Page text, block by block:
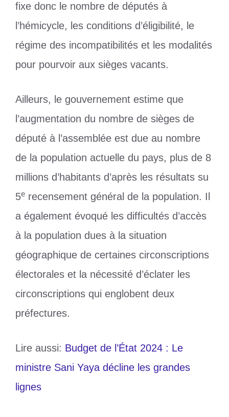
fixe donc le nombre de députés à
l’hémicycle, les conditions d’éligibilité, le
régime des incompatibilités et les modalités
pour pourvoir aux sièges vacants.
Ailleurs, le gouvernement estime que
l’augmentation du nombre de sièges de
député à l’assemblée est due au nombre
de la population actuelle du pays, plus de 8
millions d’habitants d’après les résultats su
5e recensement général de la population. Il
a également évoqué les difficultés d’accès
à la population dues à la situation
géographique de certaines circonscriptions
électorales et la nécessité d’éclater les
circonscriptions qui englobent deux
préfectures.
Lire aussi: Budget de l’État 2024 : Le
ministre Sani Yaya décline les grandes
lignes